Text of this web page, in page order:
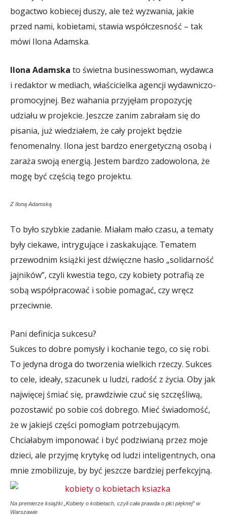
bogactwo kobiecej duszy, ale też wyzwania, jakie
przed nami, kobietami, stawia współczesność – tak
mówi Ilona Adamska.
Ilona Adamska to świetna businesswoman, wydawca
i redaktor w mediach, właścicielka agencji wydawniczo-
promocyjnej. Bez wahania przyjęłam propozycję
udziału w projekcie. Jeszcze zanim zabrałam się do
pisania, już wiedziałem, że cały projekt będzie
fenomenalny. Ilona jest bardzo energetyczną osobą i
zaraża swoją energią. Jestem bardzo zadowolona, że
mogę być częścią tego projektu.
Z Iloną Adamską
To było szybkie zadanie. Miałam mało czasu, a tematy
były ciekawe, intrygujące i zaskakujące. Tematem
przewodnim książki jest dźwięczne hasło „solidarność
jajników”, czyli kwestia tego, czy kobiety potrafią ze
sobą współpracować i sobie pomagać, czy wręcz
przeciwnie.
Pani definicja sukcesu?
Sukces to dobre pomysły i kochanie tego, co się robi.
To jedyna droga do tworzenia wielkich rzeczy. Sukces
to cele, ideały, szacunek u ludzi, radość z życia. Oby jak
najwięcej śmiać się, prawdziwie czuć się szczęśliwą,
pozostawić po sobie coś dobrego. Mieć świadomość,
że w jakiejś części pomogłam potrzebującym.
Chciałabym imponować i być podziwianą przez moje
dzieci, ale przyjmę krytykę od ludzi inteligentnych, ona
mnie zmobilizuje, by być jeszcze bardziej perfekcyjną.
Na premierze książki „Kobiety o kobietach, czyli cała prawda o płci pięknej” w
Warszawie